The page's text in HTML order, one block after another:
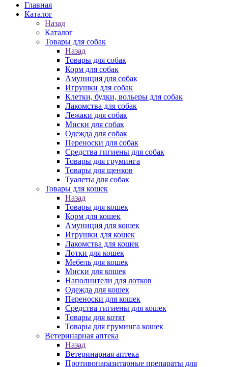
Главная
Каталог
Назад
Каталог
Товары для собак
Назад
Товары для собак
Корм для собак
Амуниция для собак
Игрушки для собак
Клетки, будки, вольеры для собак
Лакомства для собак
Лежаки для собак
Миски для собак
Одежда для собак
Переноски для собак
Средства гигиены для собак
Товары для груминга
Товары для щенков
Туалеты для собак
Товары для кошек
Назад
Товары для кошек
Корм для кошек
Амуниция для кошек
Игрушки для кошек
Лакомства для кошек
Лотки для кошек
Мебель для кошек
Миски для кошек
Наполнители для лотков
Одежда для кошек
Переноски для кошек
Средства гигиены для кошек
Товары для котят
Товары для груминга кошек
Ветеринарная аптека
Назад
Ветеринарная аптека
Противопаразитарные препараты для